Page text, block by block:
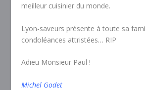
meilleur cuisinier du monde.
Lyon-saveurs présente à toute sa
condoléances attristées… RIP
Adieu Monsieur Paul !
Michel Godet